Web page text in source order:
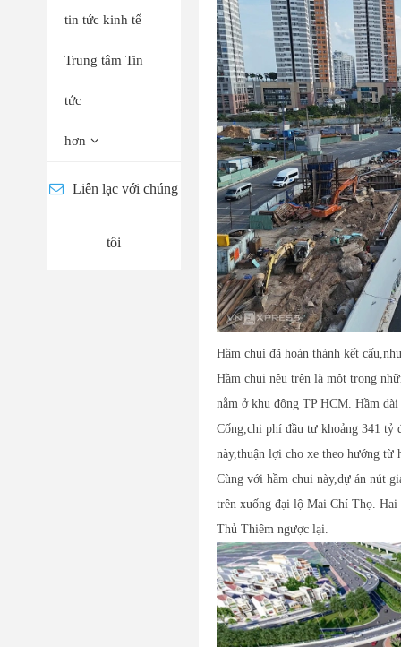
tin tức kinh tế
Trung tâm Tin
tức
hơn
Liên lạc với chúng
tôi
Hầm chui đã hoàn thành kết
Hầm chui nêu trên là một trong
nằm ở khu đông TP HCM. Hầm
Cống,chi phí đầu tư khoảng 341 tỷ
này,thuận lợi cho xe theo hướng
Cùng với hầm chui này,dự án nút
trên xuống đại lộ Mai Chí Thọ. Hai
Thủ Thiêm ngược lại.